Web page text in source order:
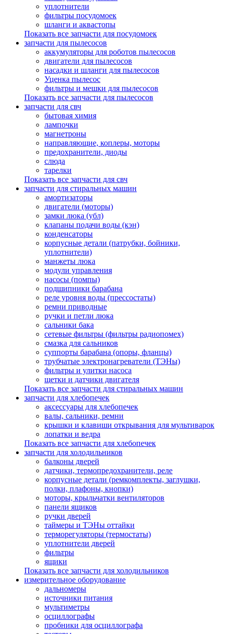
уплотнители
фильтры посудомоек
шланги и аквастопы
Показать все запчасти для посудомоек
запчасти для пылесосов
аккумуляторы для роботов пылесосов
двигатели для пылесосов
насадки и шланги для пылесосов
Уценка пылесос
фильтры и мешки для пылесосов
Показать все запчасти для пылесосов
запчасти для свч
бытовая химия
лампочки
магнетроны
направляющие, коплеры, моторы
предохранители, диоды
слюда
тарелки
Показать все запчасти для свч
запчасти для стиральных машин
амортизаторы
двигатели (моторы)
замки люка (убл)
клапаны подачи воды (кэн)
конденсаторы
корпусные детали (патрубки, бойники,
уплотнители)
манжеты люка
модули управления
насосы (помпы)
подшипники барабана
реле уровня воды (прессостаты)
ремни приводные
ручки и петли люка
сальники бака
сетевые фильтры (фильтры радиопомех)
смазка для сальников
суппорты барабана (опоры, фланцы)
трубчатые электронагреватели (ТЭНы)
фильтры и улитки насоса
щетки и датчики двигателя
Показать все запчасти для стиральных машин
запчасти для хлебопечек
аксессуары для хлебопечек
валы, сальники, ремни
крышки и клавиши открывания для мультиварок
лопатки и ведра
Показать все запчасти для хлебопечек
запчасти для холодильников
балконы дверей
датчики, термопредохранители, реле
корпусные детали (ремкомплекты, заглушки,
полки, плафоны, кнопки)
моторы, крыльчатки вентиляторов
панели ящиков
ручки дверей
таймеры и ТЭНы оттайки
терморегуляторы (термостаты)
уплотнители дверей
фильтры
ящики
Показать все запчасти для холодильников
измерительное оборудование
дальномеры
источники питания
мультиметры
осциллографы
пробники для осциллографа